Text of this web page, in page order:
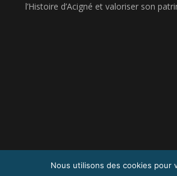
l’Histoire d’Acigné et valoriser son
Nous utilisons des cookies pour